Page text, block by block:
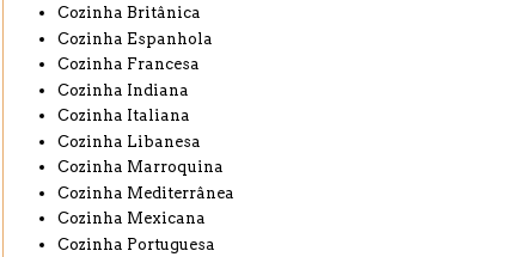
Cozinha Britânica
Cozinha Espanhola
Cozinha Francesa
Cozinha Indiana
Cozinha Italiana
Cozinha Libanesa
Cozinha Marroquina
Cozinha Mediterrânea
Cozinha Mexicana
Cozinha Portuguesa